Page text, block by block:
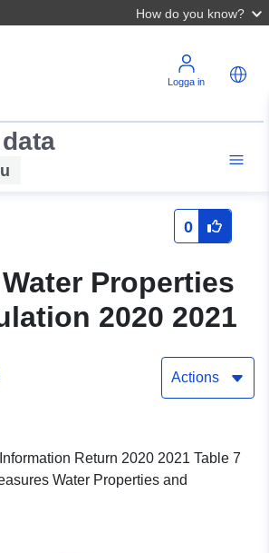
How do you know?
Logga in
0
Properties
2020 2021
Actions
Return 2020 2021 Table 7
Water Properties and